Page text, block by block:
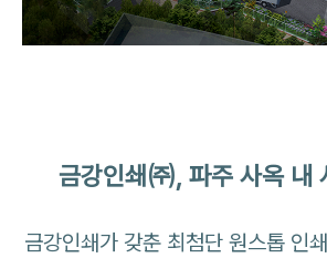
금강인쇄㈜, 파주 사옥 내
금강인쇄가 갖춘 최첨단 원스톱 인